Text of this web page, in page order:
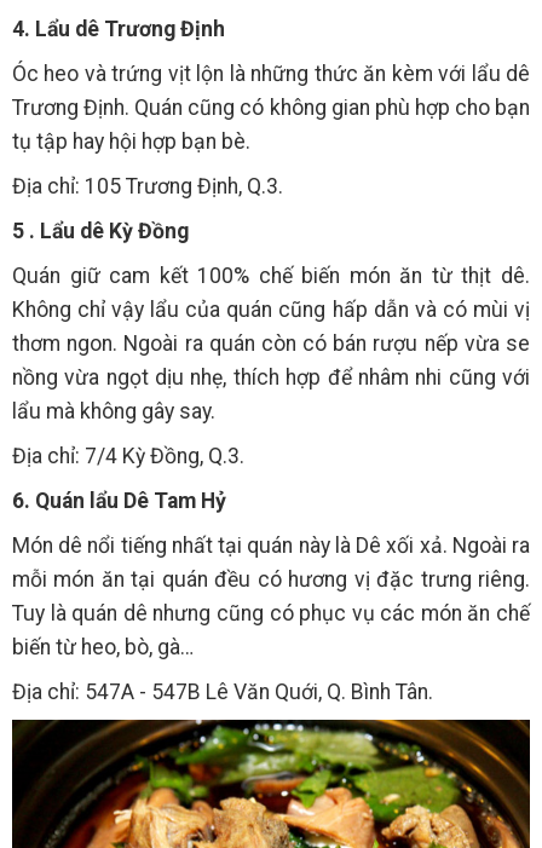
4. Lẩu dê Trương Định
Óc heo và trứng vịt lộn là những thức ăn kèm với lẩu dê
Trương Định. Quán cũng có không gian phù hợp cho bạn
tụ tập hay hội hợp bạn bè.
Địa chỉ: 105 Trương Định, Q.3.
5 . Lẩu dê Kỳ Đồng
Quán giữ cam kết 100% chế biến món ăn từ thịt dê.
Không chỉ vậy lẩu của quán cũng hấp dẫn và có mùi vị
thơm ngon. Ngoài ra quán còn có bán rượu nếp vừa se
nồng vừa ngọt dịu nhẹ, thích hợp để nhâm nhi cũng với
lẩu mà không gây say.
Địa chỉ: 7/4 Kỳ Đồng, Q.3.
6. Quán lẩu Dê Tam Hỷ
Món dê nổi tiếng nhất tại quán này là Dê xối xả. Ngoài ra
mỗi món ăn tại quán đều có hương vị đặc trưng riêng.
Tuy là quán dê nhưng cũng có phục vụ các món ăn chế
biến từ heo, bò, gà…
Địa chỉ: 547A - 547B Lê Văn Quới, Q. Bình Tân.